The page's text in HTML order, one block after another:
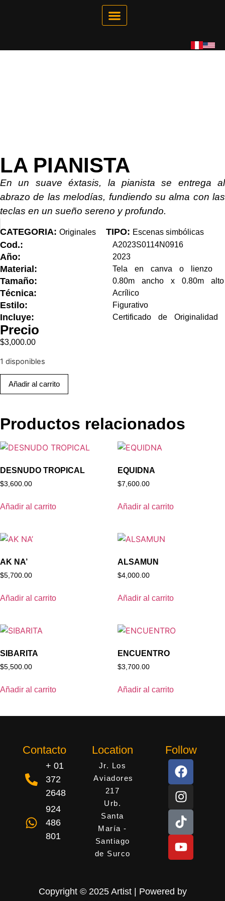
LA PIANISTA
En un suave éxtasis, la pianista se entrega al
abrazo de las melodías, fundiendo su alma con las
teclas en un sueño sereno y profundo.
CATEGORIA: Originales TIPO: Escenas simbólicas
Cod.: A2023S0114N0916
Año: 2023
Material: Tela en canva o lienzo
Tamaño: 0.80m ancho x 0.80m alto
Técnica: Acrílico
Estilo: Figurativo
Incluye: Certificado de Originalidad
Precio
$3,000.00
1 disponibles
Añadir al carrito
Productos relacionados
DESNUDO TROPICAL
$3,600.00
Añadir al carrito
EQUIDNA
$7,600.00
Añadir al carrito
AK NA’
$5,700.00
Añadir al carrito
ALSAMUN
$4,000.00
Añadir al carrito
SIBARITA
$5,500.00
Añadir al carrito
ENCUENTRO
$3,700.00
Añadir al carrito
Contacto
+ 01
372
2648
924
486
801
Location
Jr. Los
Aviadores
217
Urb.
Santa
María -
Santiago
de Surco
Follow
Copyright © 2025 Artist | Powered by